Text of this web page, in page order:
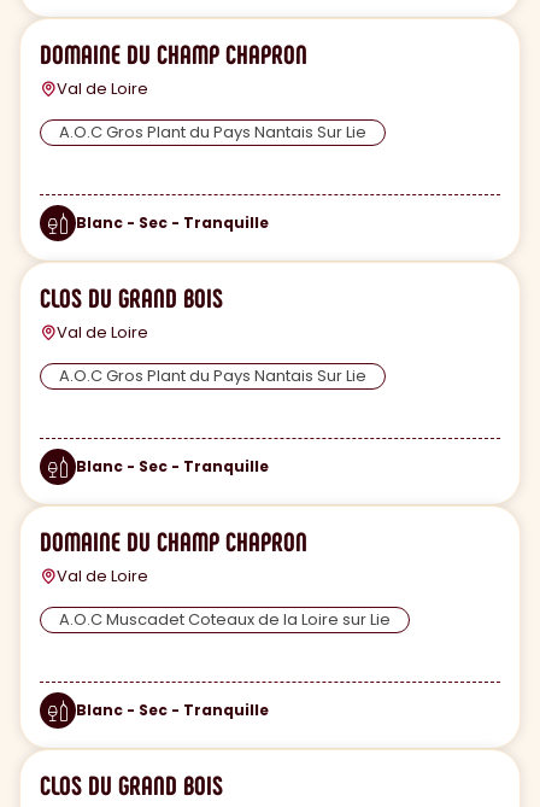
DOMAINE DU CHAMP CHAPRON
Val de Loire
A.O.C Gros Plant du Pays Nantais Sur Lie
Blanc - Sec - Tranquille
CLOS DU GRAND BOIS
Val de Loire
A.O.C Gros Plant du Pays Nantais Sur Lie
Blanc - Sec - Tranquille
DOMAINE DU CHAMP CHAPRON
Val de Loire
A.O.C Muscadet Coteaux de la Loire sur Lie
Blanc - Sec - Tranquille
CLOS DU GRAND BOIS